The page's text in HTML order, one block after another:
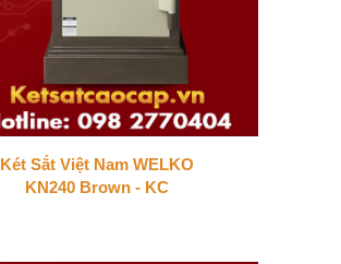
Két Sắt Việt Nam WELKO
KN240 Brown - KC